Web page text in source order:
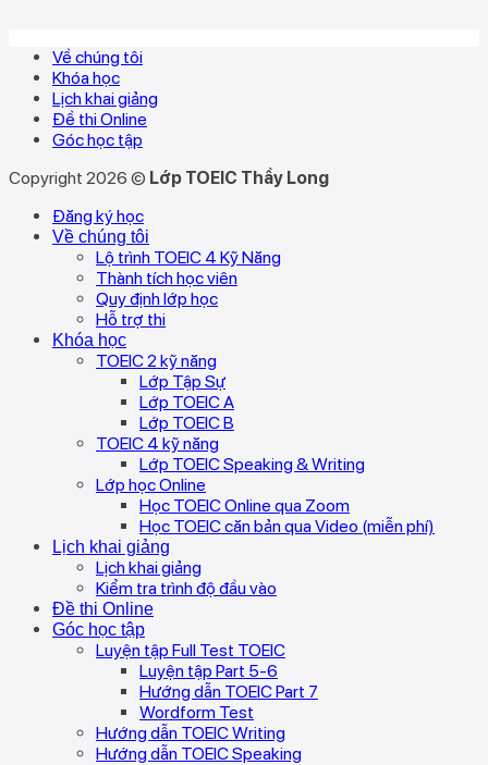
Về chúng tôi
Khóa học
Lịch khai giảng
Đề thi Online
Góc học tập
Copyright 2026 © Lớp TOEIC Thầy Long
Đăng ký học
Về chúng tôi
Lộ trình TOEIC 4 Kỹ Năng
Thành tích học viên
Quy định lớp học
Hỗ trợ thi
Khóa học
TOEIC 2 kỹ năng
Lớp Tập Sự
Lớp TOEIC A
Lớp TOEIC B
TOEIC 4 kỹ năng
Lớp TOEIC Speaking & Writing
Lớp học Online
Học TOEIC Online qua Zoom
Học TOEIC căn bản qua Video (miễn phí)
Lịch khai giảng
Lịch khai giảng
Kiểm tra trình độ đầu vào
Đề thi Online
Góc học tập
Luyện tập Full Test TOEIC
Luyện tập Part 5-6
Hướng dẫn TOEIC Part 7
Wordform Test
Hướng dẫn TOEIC Writing
Hướng dẫn TOEIC Speaking